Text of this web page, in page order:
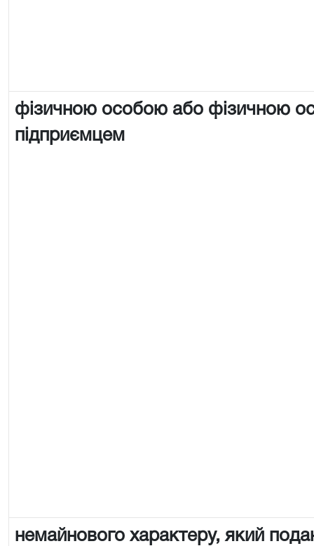
фізичною особою або фізичною
підприємцем
немайнового характеру, який